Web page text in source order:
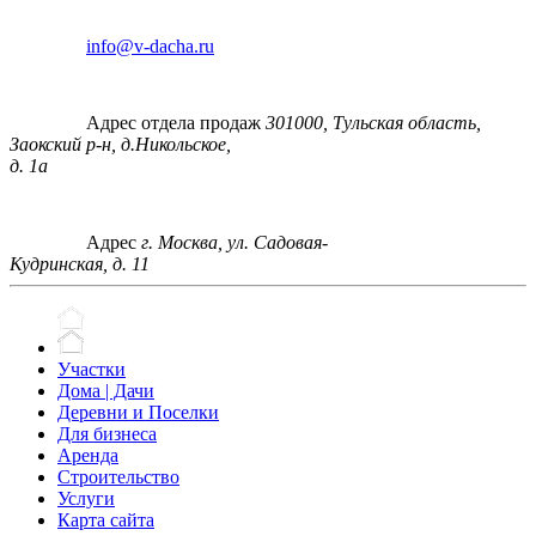
info@v-dacha.ru
Адрес отдела продаж 301000, Тульская область,
Заокский р-н, д.Никольское,
д. 1а
Адрес г. Москва, ул. Садовая-
Кудринская, д. 11
Участки
Дома | Дачи
Деревни и Поселки
Для бизнеса
Аренда
Строительство
Услуги
Карта сайта